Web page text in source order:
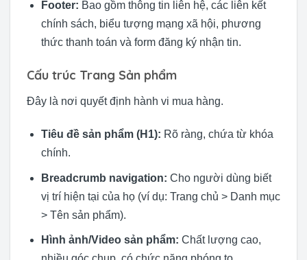
Footer: Bao gồm thông tin liên hệ, các liên kết
chính sách, biểu tượng mạng xã hội, phương
thức thanh toán và form đăng ký nhận tin.
Cấu trúc Trang Sản phẩm
Đây là nơi quyết định hành vi mua hàng.
Tiêu đề sản phẩm (H1): Rõ ràng, chứa từ khóa
chính.
Breadcrumb navigation: Cho người dùng biết
vị trí hiện tại của họ (ví dụ: Trang chủ > Danh mục
> Tên sản phẩm).
Hình ảnh/Video sản phẩm: Chất lượng cao,